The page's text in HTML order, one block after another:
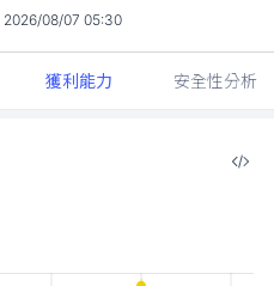
2026/08/07 05:30
獲利能力 安全性分析